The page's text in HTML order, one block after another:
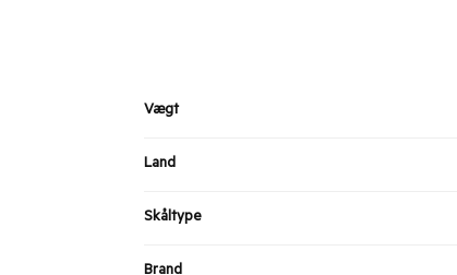
Vægt
Land
Skåltype
Brand